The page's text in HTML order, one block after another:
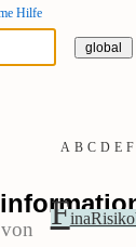
Hilfe
A B C D E F
F